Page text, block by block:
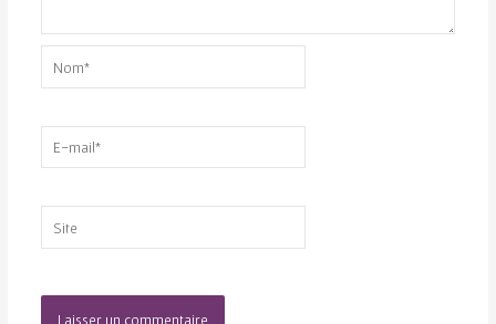
mail*